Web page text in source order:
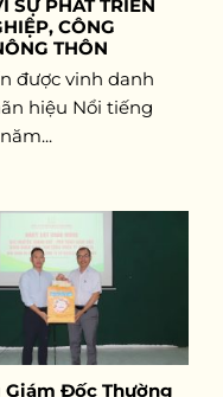
SỰ PHÁT TRIỂN
CÔNG
THÔN
được vinh danh
hiệu Nổi tiếng
Giám Đốc Thường